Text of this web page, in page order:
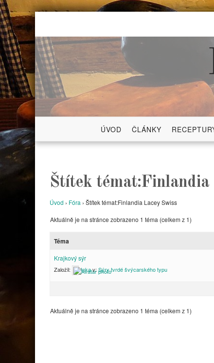
Skip
content
ÚVOD ČLÁNKY
Štítek témat:Finlandia
Úvod › Fóra › Štítek témat:Finlandia Lacey Swiss
Aktuálně je na stránce zobrazeno 1 téma (celkem z 1)
Téma
Krajkový sýr
Založil: Inkav:Sýry tvrdé švýcarského typu
Aktuálně je na stránce zobrazeno 1 téma (celkem z 1)